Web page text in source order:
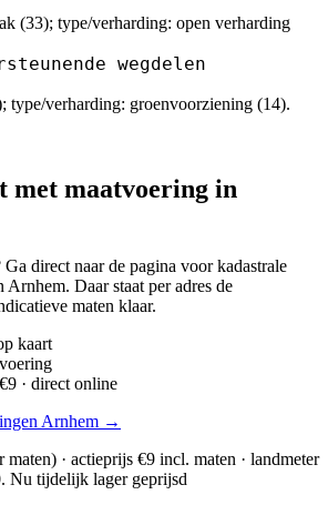
(33); type/verharding: open verharding
wegdelen
type/verharding: groenvoorziening (14).
met maatvoering in
direct naar de pagina voor kadastrale
Arnhem. Daar staat per adres de
maten klaar.
kaart
· direct online
Arnhem →
· actieprijs €9 incl. maten · landmeter
Nu tijdelijk lager geprijsd